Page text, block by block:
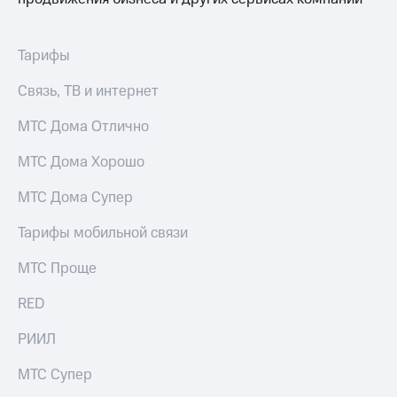
Тарифы
Связь, ТВ и интернет
МТС Дома Отлично
МТС Дома Хорошо
МТС Дома Супер
Тарифы мобильной связи
МТС Проще
RED
РИИЛ
МТС Супер